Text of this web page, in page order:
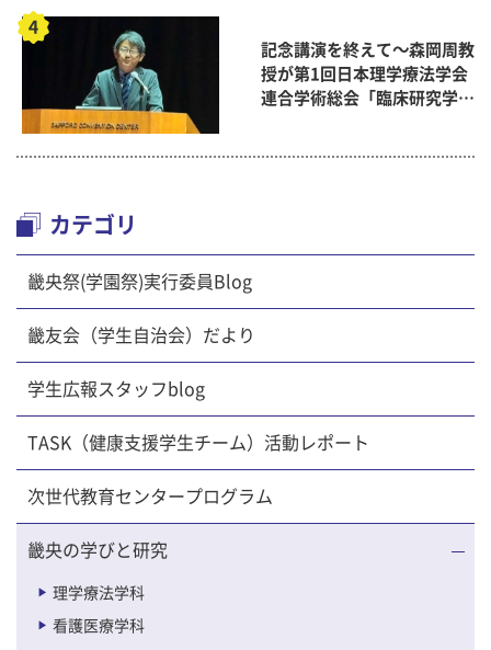
記念講演を終えて～森岡周教
授が第1回日本理学療法学会
連合学術総会「臨床研究学術
カテゴリ
畿央祭(学園祭)実行委員Blog
畿友会（学生自治会）だより
学生広報スタッフblog
TASK（健康支援学生チーム）活動レポート
次世代教育センタープログラム
畿央の学びと研究
理学療法学科
看護医療学科